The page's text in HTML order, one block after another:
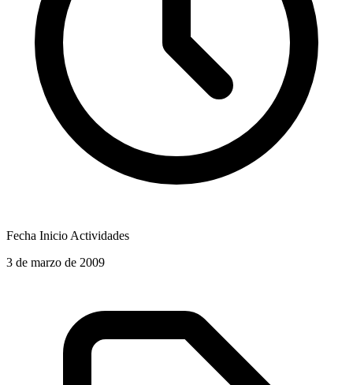
Fecha Inicio Actividades
3 de marzo de 2009